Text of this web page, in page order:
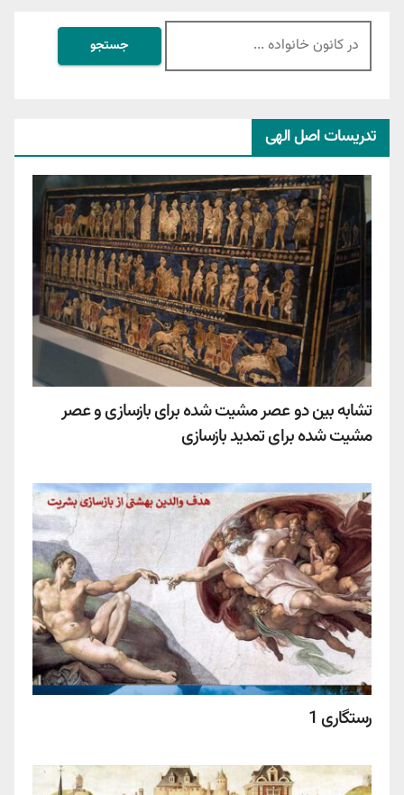
برای:
تدریسات اصل الهی
تشابه بین دو عصر مشیت شده برای بازسازی و عصر
مشیت شده برای تمدید بازسازی
رستگاری 1